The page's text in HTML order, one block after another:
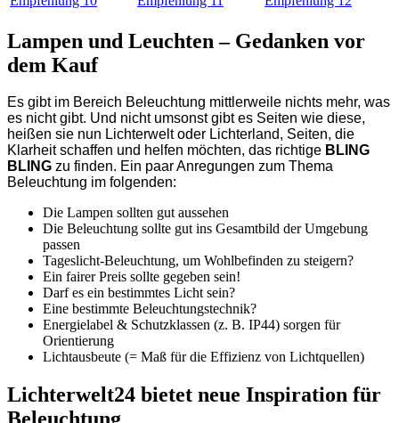
Lampen und Leuchten – Gedanken vor
dem Kauf
Es gibt im Bereich Beleuchtung mittlerweile nichts mehr, was
es nicht gibt. Und nicht umsonst gibt es Seiten wie diese,
heißen sie nun Lichterwelt oder Lichterland, Seiten, die
Klarheit schaffen und helfen möchten, das richtige BLING
BLING zu finden. Ein paar Anregungen zum Thema
Beleuchtung im folgenden:
Die Lampen sollten gut aussehen
Die Beleuchtung sollte gut ins Gesamtbild der Umgebung
passen
Tageslicht-Beleuchtung, um Wohlbefinden zu steigern?
Ein fairer Preis sollte gegeben sein!
Darf es ein bestimmtes Licht sein?
Eine bestimmte Beleuchtungstechnik?
Energielabel & Schutzklassen (z. B. IP44) sorgen für
Orientierung
Lichtausbeute (= Maß für die Effizienz von Lichtquellen)
Lichterwelt24 bietet neue Inspiration für